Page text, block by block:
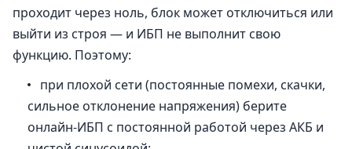
проходит через ноль, блок может отключиться или
выйти из строя — и ИБП не выполнит свою
функцию. Поэтому:
при плохой сети (постоянные помехи, скачки,
сильное отклонение напряжения) берите
онлайн-ИБП с постоянной работой через АКБ и